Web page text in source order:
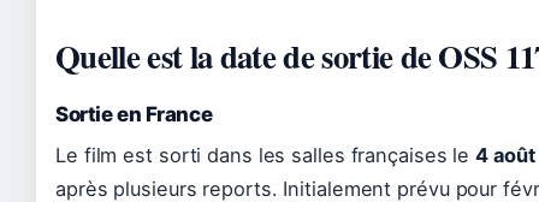
Quelle est la date de sortie de OSS
Sortie en France
Le film est sorti dans les salles françaises le4 août
après plusieurs reports. Initialement prévu pour